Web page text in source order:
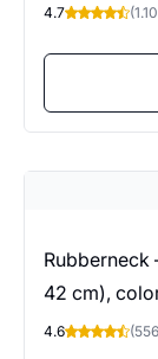
4.7
Rubberneck
42 cm),
4.6